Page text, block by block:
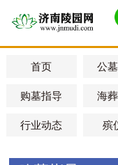
首页 公
购墓指导 海
行业动态 殡